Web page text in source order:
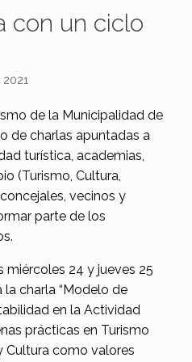
con un ciclo
de la Municipalidad de
de charlas apuntadas a
turística, academias,
(Turismo, Cultura,
vecinos y
parte de los
miércoles 24 y jueves 25
charla “Modelo de
en la Actividad
prácticas en Turismo
Cultura como valores